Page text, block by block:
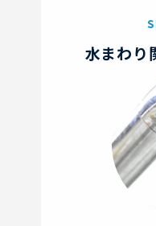
水まわり